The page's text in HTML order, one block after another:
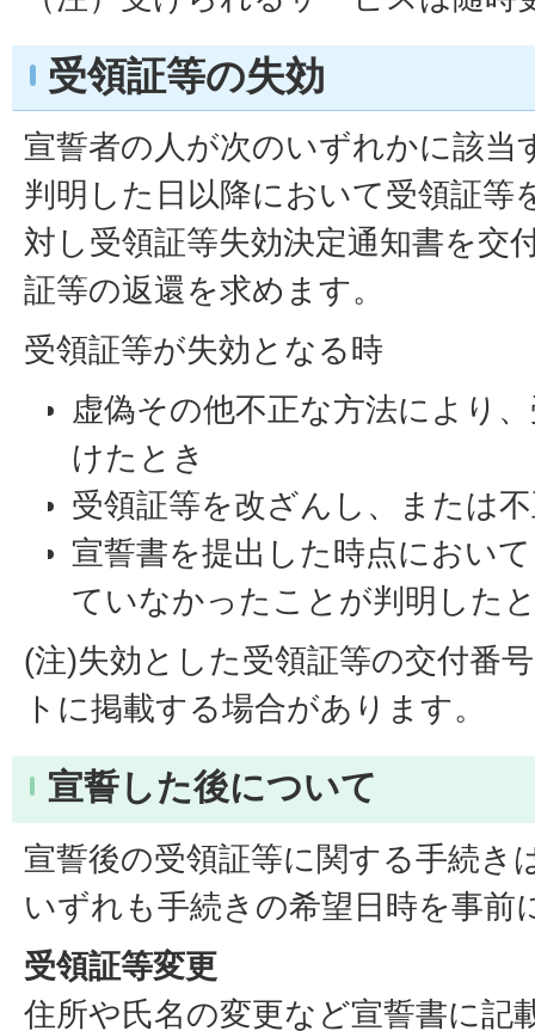
受領証等の失効
宣誓者の人が次のいずれかに該当
判明した日以降において受領証等
対し受領証等失効決定通知書を交
証等の返還を求めます。
受領証等が失効となる時
虚偽その他不正な方法により
けたとき
受領証等を改ざんし、または
宣誓書を提出した時点におい
ていなかったことが判明した
(注)失効とした受領証等の交付番
トに掲載する場合があります。
宣誓した後について
宣誓後の受領証等に関する手続き
いずれも手続きの希望日時を事前
受領証等変更
住所や氏名の変更など宣誓書に記